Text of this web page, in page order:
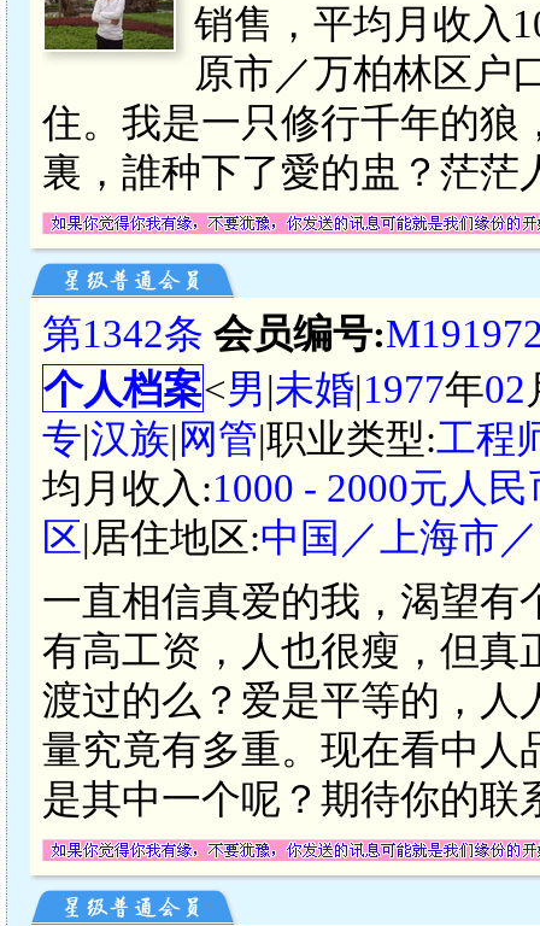
销售，平均月收入
原市／万柏林区户
住。我是一只修行千年的狼
裏，誰种下了愛的盅？茫茫
第1342条 会员编号:
个人档案<男|未婚|1977年02
专|汉族|网管|职业类型:工程
均月收入:1000 - 2000元人民
区|居住地区:中国／上海市
一直相信真爱的我，渴望有
有高工资，人也很瘦，但真
渡过的么？爱是平等的，人
量究竟有多重。现在看中人
是其中一个呢？期待你的联